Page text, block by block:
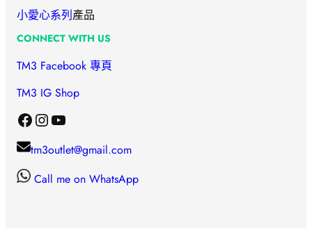
小愛心系列產品
CONNECT WITH US
TM3 Facebook 專頁
TM3 IG Shop
Facebook Instagram YouTube
tm3outlet@gmail.com
Call me on WhatsApp